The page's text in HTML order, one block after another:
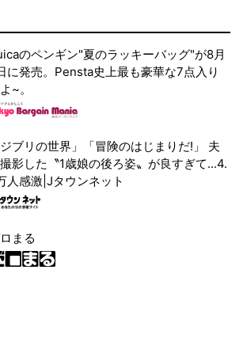
のペンギン"夏のラッキーバッグ"が8月
に発売。Pensta史上最も豪華な7点入り
~。
ジブリの世界」「冒険のはじまりだ!」 夫
影した〝1歳娘の後ろ姿〟が良すぎて...4.
人感激|Jタウンネット
まる